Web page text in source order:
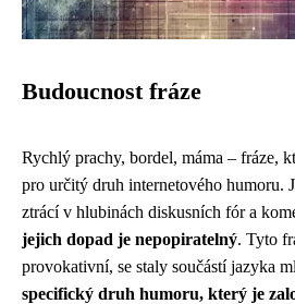
Budoucnost fráze
Rychlý prachy, bordel, máma – fráze,
pro určitý druh internetového humoru.
ztrácí v hlubinách diskusních fór a
jejich dopad je nepopiratelný. Tyto
provokativní, se staly součástí jazyka
specifický druh humoru, který je